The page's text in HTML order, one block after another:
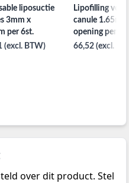
liposuctie
3mm x
per 6st.
(excl. BTW)
Lipofilling vet
canule
opening per
100mm
66,52 (excl.
over dit product. Stel